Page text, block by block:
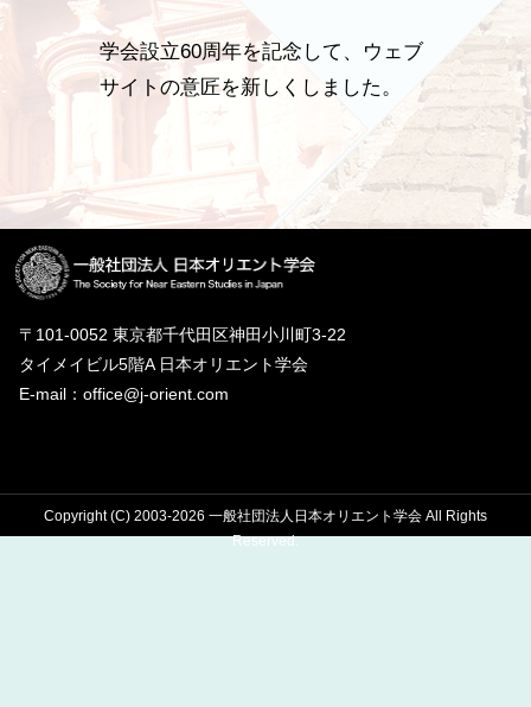
学会設立60周年を記念して、ウェブ
サイトの意匠を新しくしました。
〒101-0052 東京都千代田区神田小川町3-22
タイメイビル5階A 日本オリエント学会
E-mail：office@j-orient.com
Copyright (C) 2003-2026 一般社団法人日本オリエント学会 All Rights
Reserved.